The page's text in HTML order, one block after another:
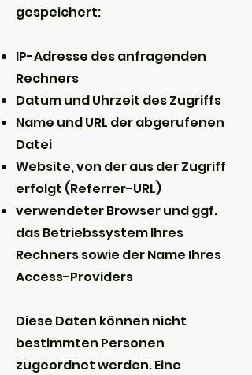
gespeichert:
IP-Adresse des anfragenden
Rechners
Datum und Uhrzeit des Zugriffs
Name und URL der abgerufenen
Datei
Website, von der aus der Zugriff
erfolgt (Referrer-URL)
verwendeter Browser und ggf.
das Betriebssystem Ihres
Rechners sowie der Name Ihres
Access-Providers
Diese Daten können nicht
bestimmten Personen
zugeordnet werden. Eine